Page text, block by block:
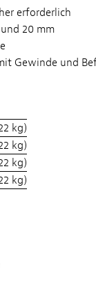
erforderlich
20 mm
Gewinde und
kg)
kg)
kg)
kg)